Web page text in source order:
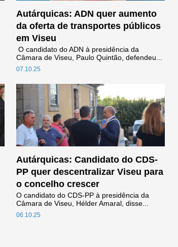
Autárquicas: ADN quer aumento
da oferta de transportes públicos
em Viseu
07.10.25
O candidato do ADN à presidência da
Câmara de Viseu, Paulo Quintão, defendeu...
Autárquicas: Candidato do CDS-
PP quer descentralizar Viseu para
o concelho crescer
06.10.25
O candidato do CDS-PP à presidência da
Câmara de Viseu, Hélder Amaral, disse...